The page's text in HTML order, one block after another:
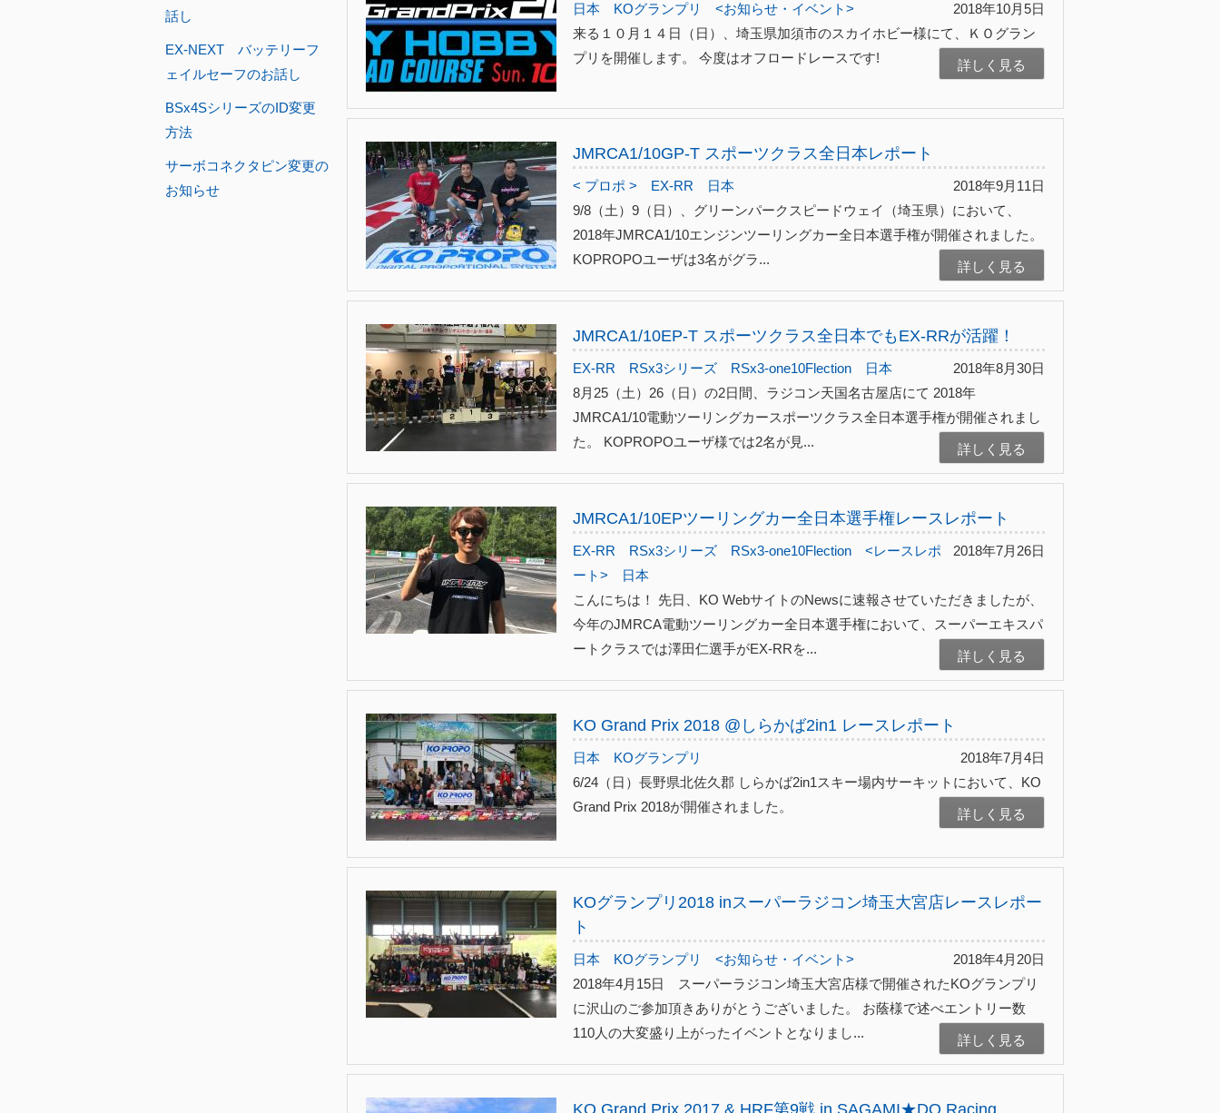
2018年10月5日
日本 KOグランプリ
<お知らせ・イベント>
来る１０月１４日（日）、埼玉県加須市のスカイホビー様にて、ＫＯグラン
プリを開催します。 今度はオフロードレースです!
詳しく見る
JMRCA1/10GP-T スポーツクラス全日本レポート
2018年9月11日
< プロポ > EX-RR
日本
9/8（土）9（日）、グリーンパークスピードウェイ（埼玉県）において、
2018年JMRCA1/10エンジンツーリングカー全日本選手権が開催されました。
KOPROPOユーザは3名がグラ...
詳しく見る
JMRCA1/10EP-T スポーツクラス全日本でもEX-RRが活躍！
2018年8月30日
EX-RR RSx3シリーズ RSx3-one10Flection
日本
8月25（土）26（日）の2日間、ラジコン天国名古屋店にて 2018年
JMRCA1/10電動ツーリングカースポーツクラス全日本選手権が開催されまし
た。 KOPROPOユーザ様では2名が見...
詳しく見る
JMRCA1/10EPツーリングカー全日本選手権レースレポート
2018年7月26日
EX-RR RSx3シリーズ RSx3-one10Flection
<レースレポ
ート>
日本
こんにちは！ 先日、KO WebサイトのNewsに速報させていただきましたが、
今年のJMRCA電動ツーリングカー全日本選手権において、スーパーエキスパ
ートクラスでは澤田仁選手がEX-RRを...
詳しく見る
KO Grand Prix 2018 @しらかば2in1 レースレポート
2018年7月4日
日本
KOグランプリ
6/24（日）長野県北佐久郡 しらかば2in1スキー場内サーキットにおいて、KO
Grand Prix 2018が開催されました。
詳しく見る
KOグランプリ2018 inスーパーラジコン埼玉大宮店レースレポー
ト
2018年4月20日
日本 KOグランプリ
<お知らせ・イベント>
2018年4月15日 スーパーラジコン埼玉大宮店様で開催されたKOグランプリ
に沢山のご参加頂きありがとうございました。 お蔭様で述べエントリー数
110人の大変盛り上がったイベントとなりまし...
詳しく見る
KO Grand Prix 2017 & HRF第9戦 in SAGAMI★DO Racing
話し
EX-NEXT バッテリーフ
ェイルセーフのお話し
BSx4SシリーズのID変更
方法
サーボコネクタピン変更の
お知らせ